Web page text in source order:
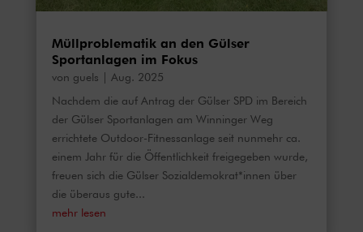
Müllproblematik an den Gülser
Sportanlagen im Fokus
von guels
Aug. 2025
Nachdem die auf Antrag der Gülser SPD im Bereich
der Gülser Sportanlagen am Winninger Weg
errichtete Outdoor-Fitnessanlage seit nunmehr ca.
einem Jahr für die Öffentlichkeit freigegeben wurde,
freuen sich die Gülser Sozialdemokrat*innen über
die überaus gute...
mehr lesen